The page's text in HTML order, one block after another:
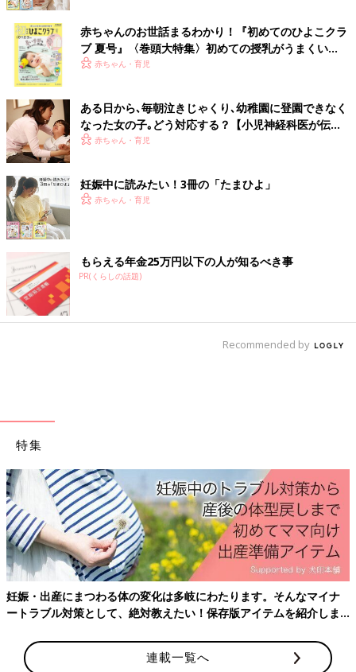
赤ちゃんのお世話まるわかり！『初めてのひよこクラ
ブ 夏号』〈巻頭大特集〉初めての授乳がうまくい
く！ おっぱい・ミルクの基本と夏のトラブル 解決テ
赤ちゃん・育児
ある日から､毎朝泣きじゃくり､幼稚園に登園できなく
なった女の子｡どう対応する？【小児神経科医が伝え
る〜親子のゆくり〜】
赤ちゃん・育児
妊娠中に読みたい！3冊の「たまひよ」
赤ちゃん・育児
もらえる年金25万円以下の人が知るべき事
PR(くらしの話題)
Recommended by
特集
妊娠・出産にまつわる体の変化は多岐にわたります。そんなマイナ
ートラブル対策として、絶対教えたい！保存版アイテムを紹介しま
連載一覧へ